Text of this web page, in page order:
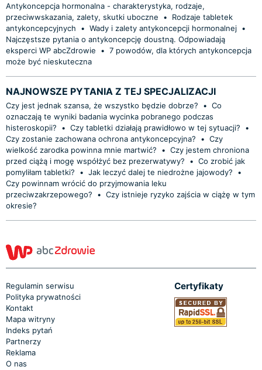
Antykoncepcja hormonalna - charakterystyka, rodzaje,
przeciwwskazania, zalety, skutki uboczne
•
Rodzaje tabletek
antykoncepcyjnych
• Wady i zalety antykoncepcji hormonalnej •
Najczęstsze pytania o antykoncepcję doustną. Odpowiadają
eksperci WP abcZdrowie
• 7 powodów, dla których antykoncepcja
może być nieskuteczna
NAJNOWSZE PYTANIA Z TEJ SPECJALIZACJI
Czy jest jednak szansa, że wszystko będzie dobrze? • Co
oznaczają te wyniki badania wycinka pobranego podczas
histeroskopii?
• Czy tabletki działają prawidłowo w tej sytuacji?
•
Czy zostanie zachowana ochrona antykoncepcyjna?
• Czy
wielkość zarodka powinna mnie martwić?
• Czy jestem chroniona
przed ciążą i mogę współżyć bez prezerwatywy?
• Co zrobić jak
pomyliłam tabletki?
• Jak leczyć dalej te niedrożne jajowody?
•
Czy powinnam wrócić do przyjmowania leku
przeciwzakrzepowego?
• Czy istnieje ryzyko zajścia w ciążę w tym
okresie?
Regulamin serwisu
Polityka prywatności
Kontakt
Mapa witryny
Indeks pytań
Partnerzy
Reklama
O nas
Certyfikaty